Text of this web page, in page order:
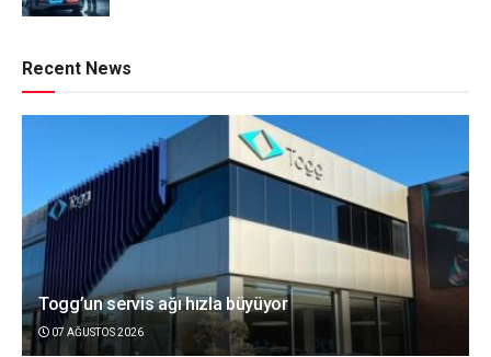
Recent News
Togg’un servis ağı hızla büyüyor
07 AĞUSTOS 2026